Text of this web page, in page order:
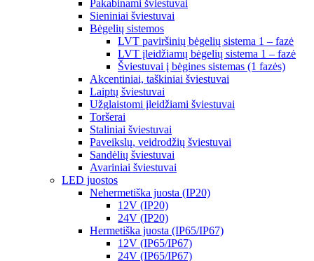
Pakabinami šviestuvai
Sieniniai šviestuvai
Bėgelių sistemos
LVT paviršinių bėgelių sistema 1 – fazė
LVT įleidžiamų bėgelių sistema 1 – fazė
Šviestuvai į bėgines sistemas (1 fazės)
Akcentiniai, taškiniai šviestuvai
Laiptų šviestuvai
Užglaistomi įleidžiami šviestuvai
Toršerai
Staliniai šviestuvai
Paveikslų, veidrodžių šviestuvai
Sandėlių šviestuvai
Avariniai šviestuvai
LED juostos
Nehermetiška juosta (IP20)
12V (IP20)
24V (IP20)
Hermetiška juosta (IP65/IP67)
12V (IP65/IP67)
24V (IP65/IP67)